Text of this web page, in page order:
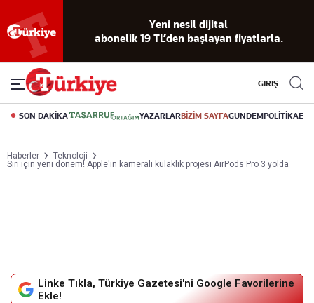
Yeni nesil dijital
abonelik 19 TL’den başlayan fiyatlarla.
GİRİŞ
SON DAKİKA YAZARLARBİZİM SAYFAGÜNDEMPOLİTİKA
Haberler
Teknoloji
Siri için yeni dönem! Apple'ın kameralı kulaklık projesi AirPods Pro 3 yolda
Linke Tıkla, Türkiye Gazetesi'ni Google Favorilerine
Ekle!